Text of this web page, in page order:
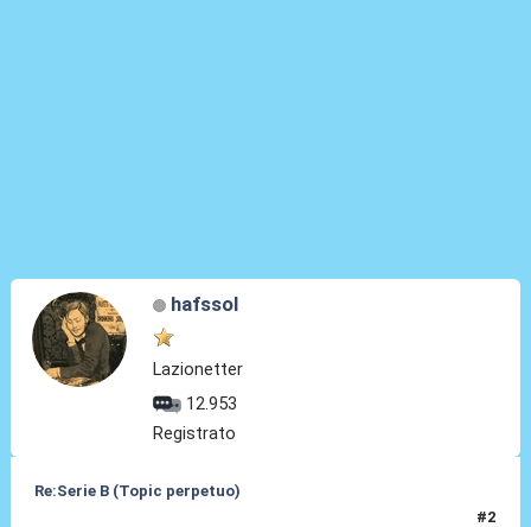
hafssol
Lazionetter
12.953
Registrato
Re:Serie B (Topic perpetuo)
#2